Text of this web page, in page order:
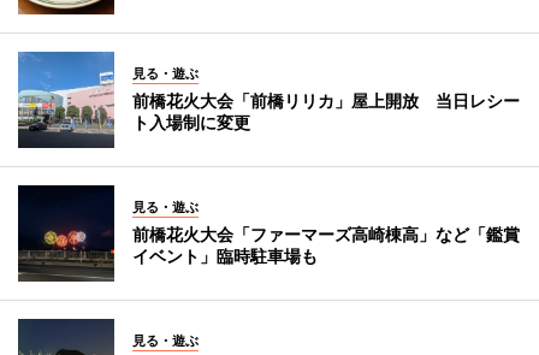
見る・遊ぶ
前橋花火大会「前橋リリカ」屋上開放 当日レシー
ト入場制に変更
見る・遊ぶ
前橋花火大会「ファーマーズ高崎棟高」など「鑑賞
イベント」臨時駐車場も
見る・遊ぶ